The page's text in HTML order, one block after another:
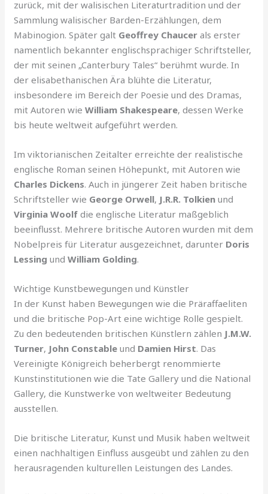
zurück, mit der walisischen Literaturtradition und der
Sammlung walisischer Barden-Erzählungen, dem
Mabinogion. Später galt Geoffrey Chaucer als erster
namentlich bekannter englischsprachiger Schriftsteller,
der mit seinen „Canterbury Tales“ berühmt wurde. In
der elisabethanischen Ära blühte die Literatur,
insbesondere im Bereich der Poesie und des Dramas,
mit Autoren wieWilliam Shakespeare, dessen Werke
bis heute weltweit aufgeführt werden.
Im viktorianischen Zeitalter erreichte der realistische
englische Roman seinen Höhepunkt, mit Autoren wie
Charles Dickens. Auch in jüngerer Zeit haben britische
Schriftsteller wie George Orwell, J.R.R. Tolkien und
Virginia Woolf die englische Literatur maßgeblich
beeinflusst. Mehrere britische Autoren wurden mit dem
Nobelpreis für Literatur ausgezeichnet, darunter Doris
Lessing undWilliam Golding.
Wichtige Kunstbewegungen und Künstler
In der Kunst haben Bewegungen wie die Präraffaeliten
und die britische Pop-Art eine wichtige Rolle gespielt.
Zu den bedeutenden britischen Künstlern zählen J.M.W.
Turner, John Constable und Damien Hirst. Das
Vereinigte Königreich beherbergt renommierte
Kunstinstitutionen wie die Tate Gallery und die National
Gallery, die Kunstwerke von weltweiter Bedeutung
ausstellen.
Die britische Literatur, Kunst und Musik haben weltweit
einen nachhaltigen Einfluss ausgeübt und zählen zu den
herausragenden kulturellen Leistungen des Landes.